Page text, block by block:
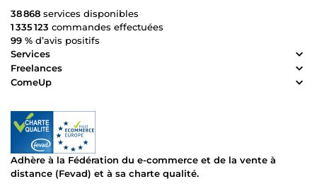
38 868 services disponibles
1 335 123 commandes effectuées
99 % d’avis positifs
Services
Freelances
ComeUp
Adhère à la Fédération du e-commerce et de la vente à
distance (Fevad) et à sa charte qualité.